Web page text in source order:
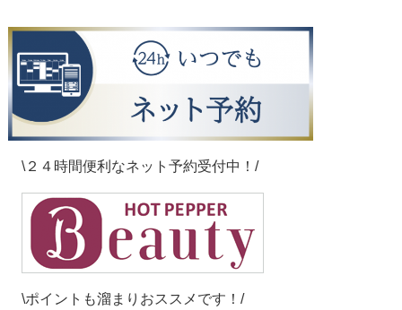
\２４時間便利なネット予約受付中！/
\ポイントも溜まりおススメです！/